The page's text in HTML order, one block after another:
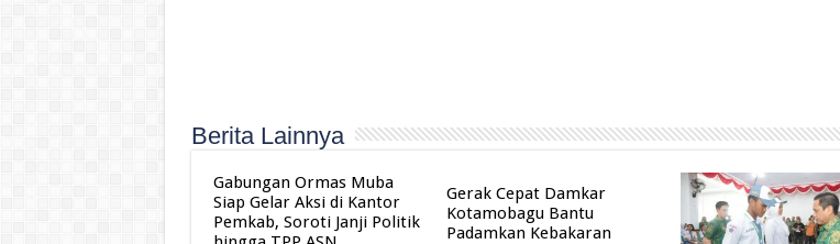
Berita Lainnya
Gabungan Ormas Muba
Siap Gelar Aksi di Kantor
Pemkab, Soroti Janji Politik
Gerak Cepat Damkar
Kotamobagu Bantu
Padamkan Kebakaran